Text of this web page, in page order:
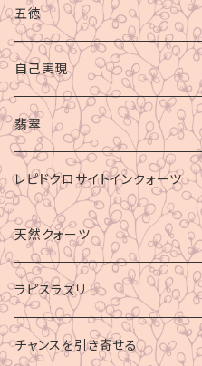
心身の癒し
グラウディング
マイナスエネルギーからの防御
ビジネス成功
財運
五徳
自己実現
翡翠
レピドクロサイトインクォーツ
天然クォーツ
ラピスラズリ
チャンスを引き寄せる